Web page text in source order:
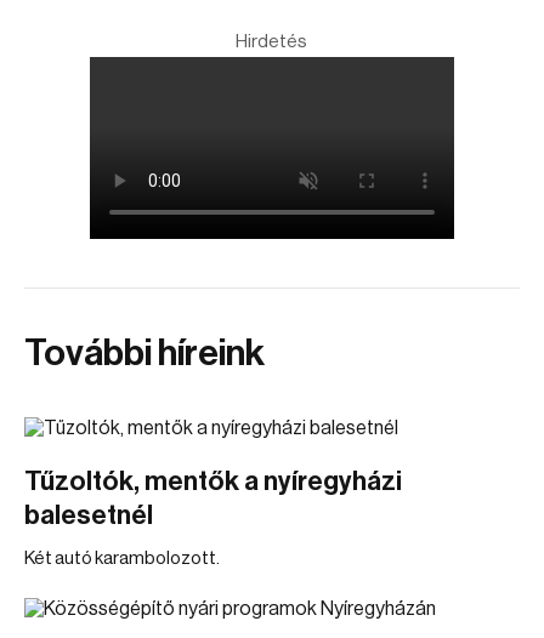
Hirdetés
További híreink
Tűzoltók, mentők a nyíregyházi
balesetnél
Két autó karambolozott.